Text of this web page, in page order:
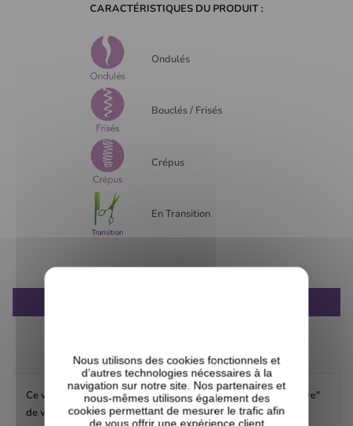
CARACTÉRISTIQUES DU PRODUIT :
Ondulés
Bouclés / Frisés
Crépus
En Transition
AVIS CLIENTS
Ce vinaigre si particulier est très efficace car il contient la "mère"
de vinaigre.
Nous utilisons des cookies fonctionnels et
d’autres technologies nécessaires à la
navigation sur notre site. Nos partenaires et
nous-mêmes utilisons également des
cookies permettant de mesurer le trafic afin
de vous offrir une expérience client